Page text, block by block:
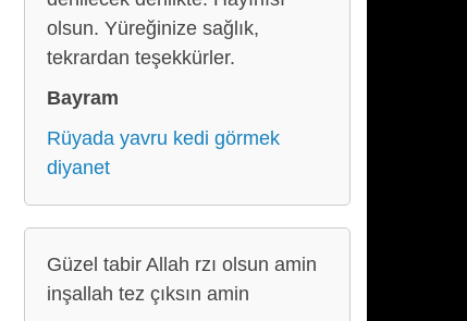
olsun. Yüreğinize sağlık,
tekrardan teşekkürler.
Bayram
Rüyada yavru kedi görmek
diyanet
Güzel tabir Allah rzı olsun amin
inşallah tez çıksın amin